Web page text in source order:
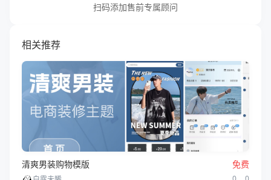
扫码添加售前专属顾问
相关推荐
清爽男装购物模版 免费